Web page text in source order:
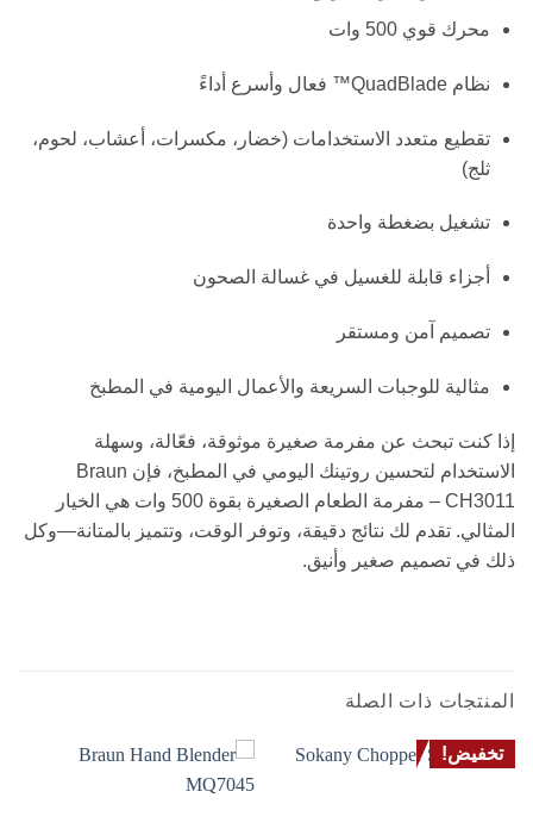
محرك قوي 500 وات
نظام QuadBlade™ فعال وأسرع أداءً
تقطيع متعدد الاستخدامات (خضار، مكسرات، أعشاب، لحوم،
ثلج)
تشغيل بضغطة واحدة
أجزاء قابلة للغسيل في غسالة الصحون
تصميم آمن ومستقر
مثالية للوجبات السريعة والأعمال اليومية في المطبخ
إذا كنت تبحث عن مفرمة صغيرة موثوقة، فعّالة، وسهلة
الاستخدام لتحسين روتينك اليومي في المطبخ، فإن Braun
CH3011 – مفرمة الطعام الصغيرة بقوة 500 وات هي الخيار
المثالي. تقدم لك نتائج دقيقة، وتوفر الوقت، وتتميز بالمتانة—وكل
ذلك في تصميم صغير وأنيق.
المنتجات ذات الصلة
تخفيض!